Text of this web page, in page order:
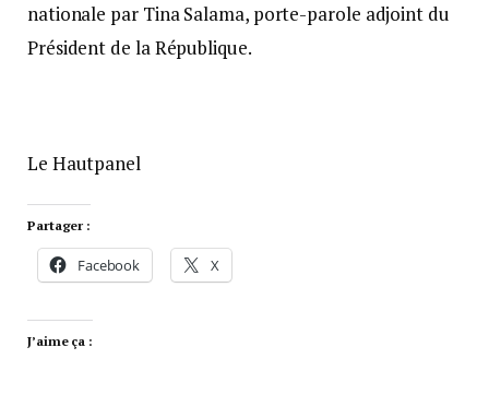
nationale par Tina Salama, porte-parole adjoint du
Président de la République.
Le Hautpanel
Partager :
Facebook X
J’aime ça :